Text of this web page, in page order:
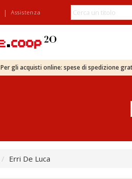
| Assistenza
Per gli acquisti online: spese di spedizione
Erri De Luca